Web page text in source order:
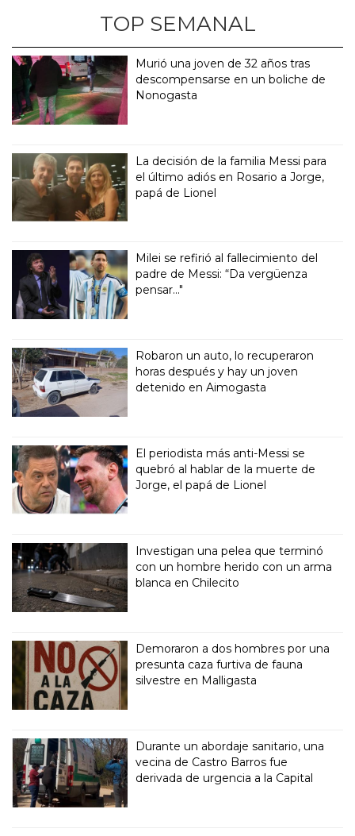
TOP SEMANAL
Murió una joven de 32 años tras
descompensarse en un boliche de
Nonogasta
La decisión de la familia Messi para
el último adiós en Rosario a Jorge,
papá de Lionel
Milei se refirió al fallecimiento del
padre de Messi: “Da vergüenza
pensar..."
Robaron un auto, lo recuperaron
horas después y hay un joven
detenido en Aimogasta
El periodista más anti-Messi se
quebró al hablar de la muerte de
Jorge, el papá de Lionel
Investigan una pelea que terminó
con un hombre herido con un arma
blanca en Chilecito
Demoraron a dos hombres por una
presunta caza furtiva de fauna
silvestre en Malligasta
Durante un abordaje sanitario, una
vecina de Castro Barros fue
derivada de urgencia a la Capital